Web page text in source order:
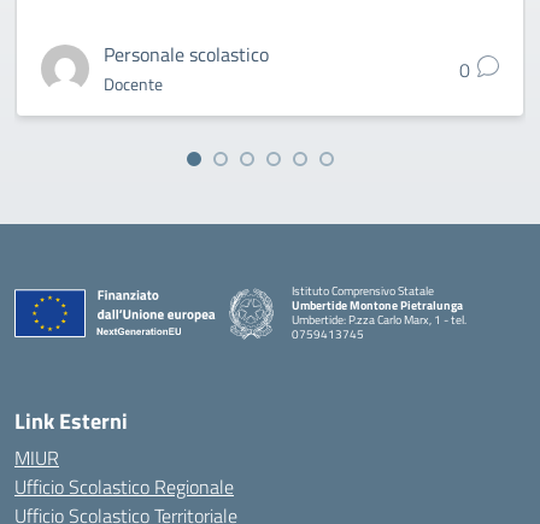
Personale scolastico
Docente 0
Istituto Comprensivo Statale
Umbertide Montone Pietralunga
Umbertide: P.zza Carlo Marx, 1 - tel.
0759413745
Link Esterni
MIUR
Ufficio Scolastico Regionale
Ufficio Scolastico Territoriale